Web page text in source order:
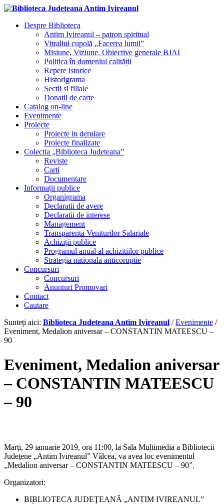
Despre Biblioteca
Antim Ivireanul – patron spiritual
Vitraliul cupolă „Facerea lumii”
Misiune, Viziune, Obiective generale BJAI
Politica în domeniul calității
Repere istorice
Historigrama
Sectii si filiale
Donatii de carte
Catalog on-line
Evenimente
Proiecte
Proiecte in derulare
Proiecte finalizate
Colectia „Biblioteca Judeteana”
Reviste
Carti
Documentare
Informații publice
Organigrama
Declaratii de avere
Declaratii de interese
Management
Transparenta Veniturilor Salariale
Achiziții publice
Programul anual al achizitiilor publice
Strategia nationala anticoruptie
Concursuri
Concursuri
Anunturi Promovari
Contact
Cautare
Sunteți aici: Biblioteca Judeteana Antim Ivireanul / Evenimente /
Eveniment, Medalion aniversar – CONSTANTIN MATEESCU –
90
Eveniment, Medalion aniversar
– CONSTANTIN MATEESCU
– 90
Marţi, 29 ianuarie 2019, ora 11:00, la Sala Multimedia a Bibliotecii
Judeţene „Antim Ivireanul” Vâlcea, va avea loc evenimentul
„Medalion aniversar – CONSTANTIN MATEESCU – 90”.
Organizatori:
BIBLIOTECA JUDEŢEANĂ „ANTIM IVIREANUL”